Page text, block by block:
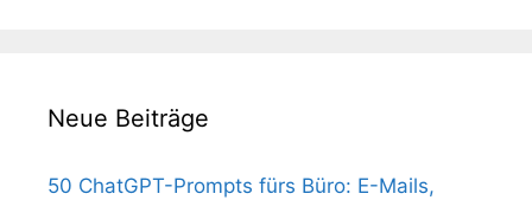
Neue Beiträge
50 ChatGPT-Prompts fürs Büro: E-Mails,